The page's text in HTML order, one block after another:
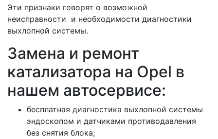
Эти признаки говорят о возможной
неисправности и необходимости диагностики
выхлопной системы.
Замена и ремонт
катализатора на Opel в
нашем автосервисе:
бесплатная диагностика выхлопной системы
эндоскопом и датчиками противодавления
без снятия блока;